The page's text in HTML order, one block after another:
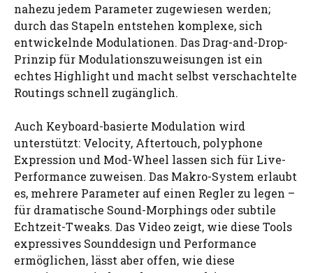
nahezu jedem Parameter zugewiesen werden;
durch das Stapeln entstehen komplexe, sich
entwickelnde Modulationen. Das Drag-and-Drop-
Prinzip für Modulationszuweisungen ist ein
echtes Highlight und macht selbst verschachtelte
Routings schnell zugänglich.
Auch Keyboard-basierte Modulation wird
unterstützt: Velocity, Aftertouch, polyphone
Expression und Mod-Wheel lassen sich für Live-
Performance zuweisen. Das Makro-System erlaubt
es, mehrere Parameter auf einen Regler zu legen –
für dramatische Sound-Morphings oder subtile
Echtzeit-Tweaks. Das Video zeigt, wie diese Tools
expressives Sounddesign und Performance
ermöglichen, lässt aber offen, wie diese